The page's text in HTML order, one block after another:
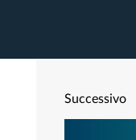
Successivo